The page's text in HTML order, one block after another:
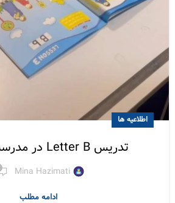
اطلاعیه ها
تدریس Letter B در مدرسه زبان امیر
Mina Hazimati
ادامه مطلب